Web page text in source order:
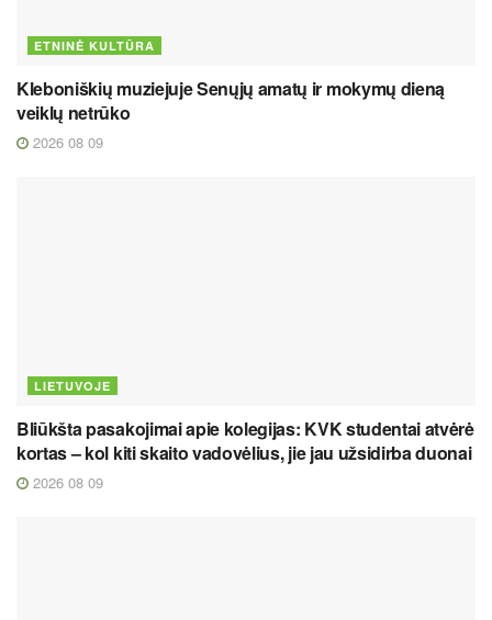
ETNINĖ KULTŪRA
Kleboniškių muziejuje Senųjų amatų ir mokymų dieną
veiklų netrūko
2026 08 09
LIETUVOJE
Bliūkšta pasakojimai apie kolegijas: KVK studentai atvėrė
kortas – kol kiti skaito vadovėlius, jie jau užsidirba duonai
2026 08 09